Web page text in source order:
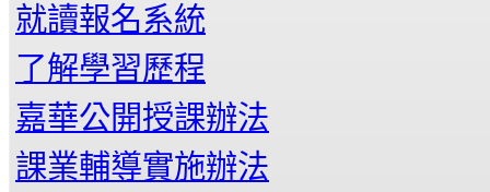
就讀報名系統
了解學習歷程
嘉華公開授課辦法
課業輔導實施辦法